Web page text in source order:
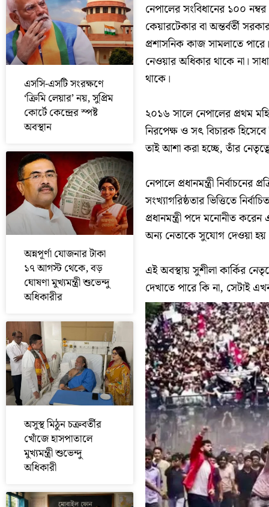
এসসি-এসটি সংরক্ষণে
‘ক্রিমি লেয়ার’ নয়, সুপ্রিম
কোর্টে কেন্দ্রের স্পষ্ট
অবস্থান
অন্নপূর্ণা যোজনার টাকা
১৭ আগস্ট থেকে, বড়
ঘোষণা মুখ্যমন্ত্রী শুভেন্দু
অধিকারীর
অসুস্থ মিঠুন চক্রবর্তীর
খোঁজে হাসপাতালে
মুখ্যমন্ত্রী শুভেন্দু
অধিকারী
নেপালের সংবিধানের ১০০
কেয়ারটেকার বা অন্তর্বর্তী
প্রশাসনিক কাজ সামলাতে
নেওয়ার অধিকার থাকে না।
থাকে।
২০১৬ সালে নেপালের প্রথম
নিরপেক্ষ ও সৎ বিচারক
তাই আশা করা হচ্ছে, তাঁর
নেপালে প্রধানমন্ত্রী
সংখ্যাগরিষ্ঠতার ভিত্তিতে
প্রধানমন্ত্রী পদে মনোনীত
অন্য নেতাকে সুযোগ দেওয়া
এই অবস্থায় সুশীলা কার্কির
দেখাতে পারে কি না, সেটাই